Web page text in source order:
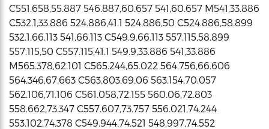
C551.658,55.887 546.887,60.657 541,60.657 M541,33.886
C532.1,33.886 524.886,41.1 524.886,50 C524.886,58.899
532.1,66.113 541,66.113 C549.9,66.113 557.115,58.899
557.115,50 C557.115,41.1 549.9,33.886 541,33.886
M565.378,62.101 C565.244,65.022 564.756,66.606
564.346,67.663 C563.803,69.06 563.154,70.057
562.106,71.106 C561.058,72.155 560.06,72.803
558.662,73.347 C557.607,73.757 556.021,74.244
553.102,74.378 C549.944,74.521 548.997,74.552